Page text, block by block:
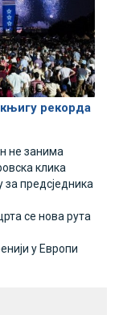
рекорда
не занима
клика
предсједника
се нова рута
у Европи